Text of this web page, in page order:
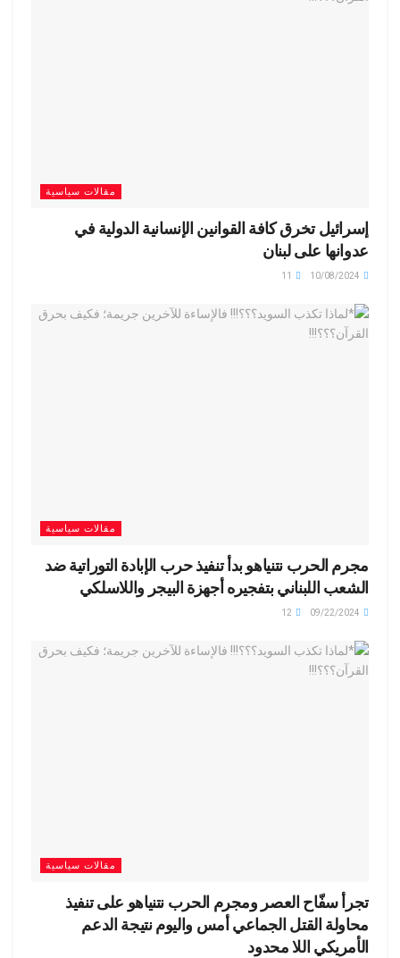
مقالات سياسية
إسرائيل تخرق كافة القوانين الإنسانية الدولية في
عدوانها على لبنان
مقالات سياسية
مجرم الحرب نتنياهو بدأ تنفيذ حرب الإبادة التوراتية ضد
الشعب اللبناني بتفجيره أجهزة البيجر واللاسلكي
مقالات سياسية
تجرأ سفّاح العصر ومجرم الحرب نتنياهو على تنفيذ
محاولة القتل الجماعي أمس واليوم نتيجة الدعم
الأمريكي اللا محدود